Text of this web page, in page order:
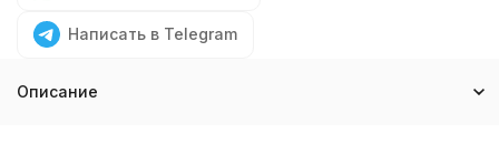
Написать в Telegram
Описание